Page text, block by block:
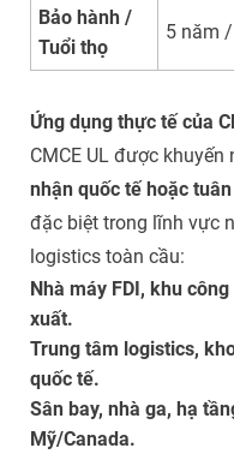
Bảo hành /
Tuổi thọ
5 năm
Ứng dụng thực tế của
CMCE UL được khuyến
nhận quốc tế hoặc
đặc biệt trong lĩnh vực
logistics toàn cầu:
Nhà máy FDI, khu
xuất.
Trung tâm logistics,
quốc tế.
Sân bay, nhà ga, hạ
Mỹ/Canada.